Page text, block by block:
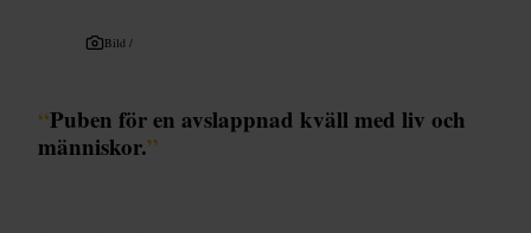
Bild /
“Puben för en avslappnad kväll med liv och
människor.”